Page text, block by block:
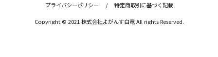
プライバシーポリシー / 特定商取引に基づく記載
Copyright © 2021 株式会社よがんす白竜 All rights Reserved.